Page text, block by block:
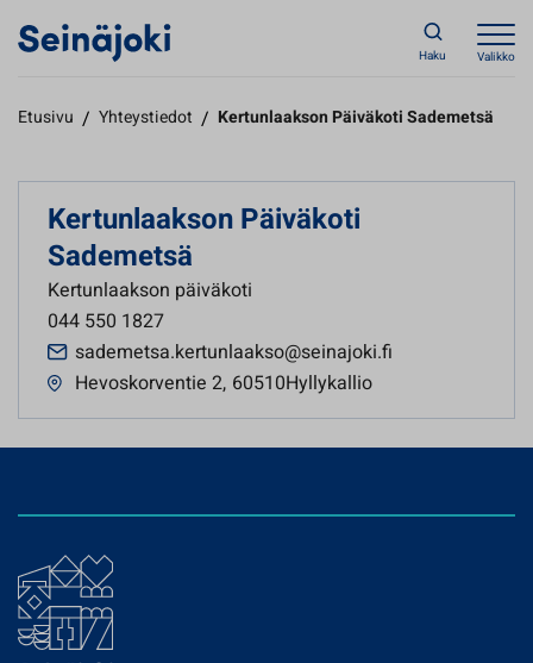
Haku Valikko
Etusivu / Yhteystiedot / Kertunlaakson Päiväkoti Sademetsä
Kertunlaakson Päiväkoti
Sademetsä
Kertunlaakson päiväkoti
044 550 1827
sademetsa.kertunlaakso@seinajoki.fi
Hevoskorventie 2, 60510Hyllykallio